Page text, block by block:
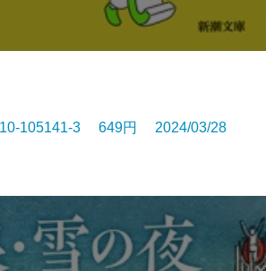
105141-3 649円 2024/03/28